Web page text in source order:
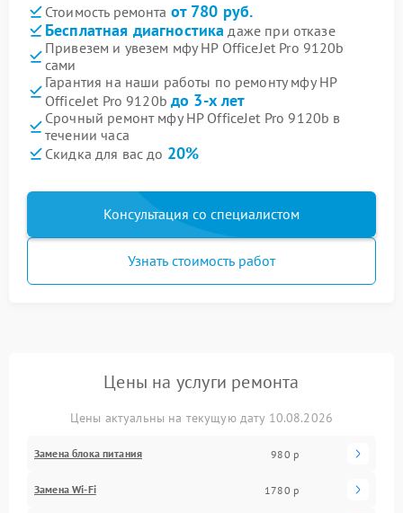
Стоимость ремонта от 780 руб.
Бесплатная диагностика даже при отказе
Привезем и увезем мфу HP OfficeJet Pro 9120b
сами
Гарантия на наши работы по ремонту мфу HP
OfficeJet Pro 9120bдо 3-х лет
Срочный ремонт мфу HP OfficeJet Pro 9120b в
течении часа
Скидка для вас до 20%
Консультация со специалистом
Узнать стоимость работ
Цены на услуги ремонта
Цены актуальны на текущую дату 10.08.2026
Замена блока питания 980 р
Замена Wi-Fi 1780 р